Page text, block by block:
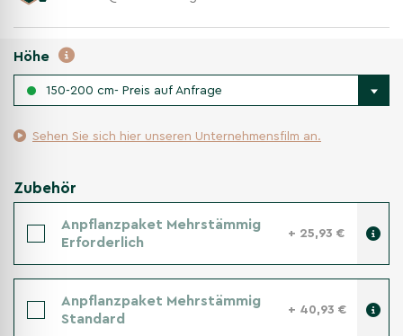
Höhe
150-200 cm- Preis auf Anfrage
Sehen Sie sich hier unseren Unternehmensfilm an.
Zubehör
Anpflanzpaket Mehrstämmig
Erforderlich
+ 25,93 €
Anpflanzpaket Mehrstämmig
Standard
+ 40,93 €